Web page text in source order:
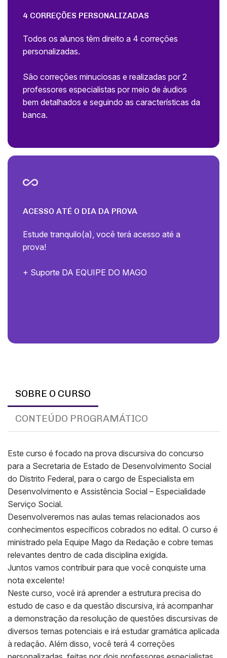
4 CORREÇÕES PERSONALIZADAS
Todos os alunos têm direito a 4 correções
personalizadas.
São correções minuciosas e realizadas por 2
professores especialistas por meio de áudios
bem detalhados e seguindo as características da
banca.
ACESSO ATÉ O DIA DA PROVA
Estude tranquilo(a), você terá acesso até a
prova!
+ Suporte DA EQUIPE DO MAGO
SOBRE O CURSO
CONTEÚDO PROGRAMÁTICO
Este curso é focado na prova discursiva do concurso
para a Secretaria de Estado de Desenvolvimento Social
do Distrito Federal, para o cargo de Especialista em
Desenvolvimento e Assistência Social – Especialidade
Serviço Social.
Desenvolveremos nas aulas temas relacionados aos
conhecimentos específicos cobrados no edital. O curso é
ministrado pela Equipe Mago da Redação e cobre temas
relevantes dentro de cada disciplina exigida.
Juntos vamos contribuir para que você conquiste uma
nota excelente!
Neste curso, você irá aprender a estrutura precisa do
estudo de caso e da questão discursiva, irá acompanhar
a demonstração da resolução de questões discursivas de
diversos temas potenciais e irá estudar gramática aplicada
à redação. Além disso, você terá 4 correções